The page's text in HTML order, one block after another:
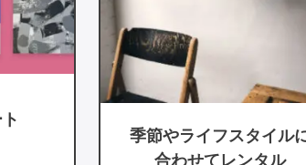
オフィスやお店に
アートを飾る